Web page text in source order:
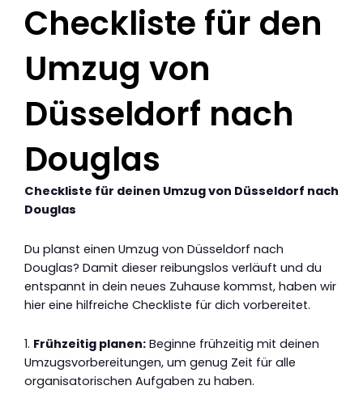
Checkliste für den
Umzug von
Düsseldorf nach
Douglas
Checkliste für deinen Umzug von Düsseldorf nach
Douglas
Du planst einen Umzug von Düsseldorf nach
Douglas? Damit dieser reibungslos verläuft und du
entspannt in dein neues Zuhause kommst, haben wir
hier eine hilfreiche Checkliste für dich vorbereitet.
1. Frühzeitig planen: Beginne frühzeitig mit deinen
Umzugsvorbereitungen, um genug Zeit für alle
organisatorischen Aufgaben zu haben.